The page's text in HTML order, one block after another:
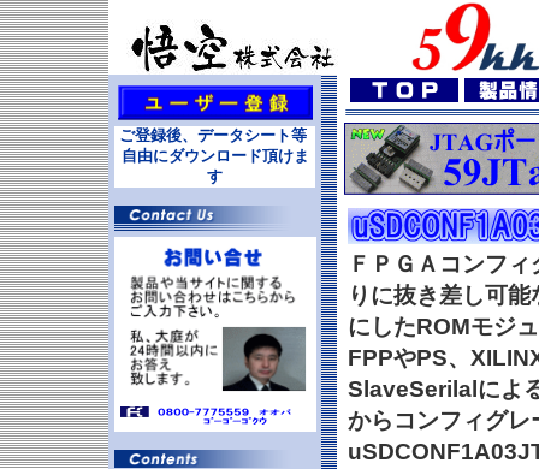
ご登録後、データシート等
自由にダウンロード頂けま
す
ＦＰＧＡコンフ
りに抜き差し可
にしたROMモジ
FPPやPS、
SlaveSerilalによ
からコンフィグレ